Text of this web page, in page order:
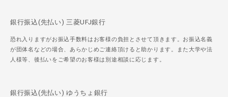
銀行振込(先払い) 三菱UFJ銀行
恐れ入りますがお振込手数料はお客様の負担とさせて頂きます。お振込名義
が団体名などの場合、あらかじめご連絡頂けると助かります。また大学や法
人様等、後払いをご希望のお客様は別途相談に応じます。
銀行振込(先払い) ゆうちょ銀行